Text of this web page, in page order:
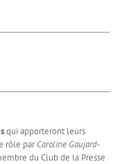
qui apporteront leurs
rôle parCaroline Gaujard-
du Club de la Presse